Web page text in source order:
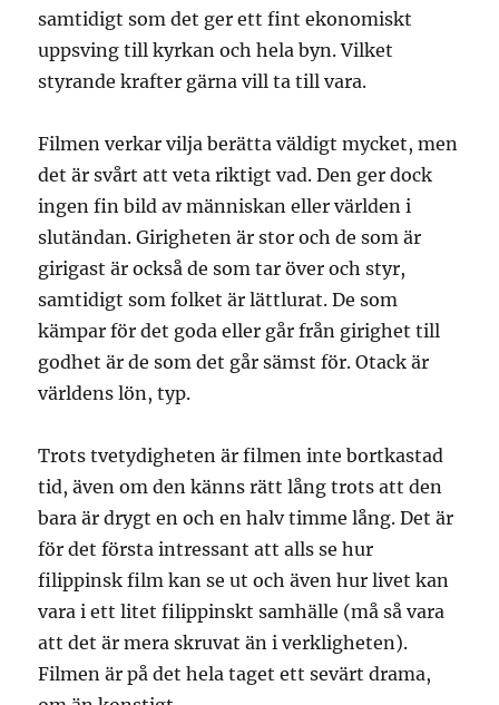
samtidigt som det ger ett fint ekonomiskt
uppsving till kyrkan och hela byn. Vilket
styrande krafter gärna vill ta till vara.
Filmen verkar vilja berätta väldigt mycket, men
det är svårt att veta riktigt vad. Den ger dock
ingen fin bild av människan eller världen i
slutändan. Girigheten är stor och de som är
girigast är också de som tar över och styr,
samtidigt som folket är lättlurat. De som
kämpar för det goda eller går från girighet till
godhet är de som det går sämst för. Otack är
världens lön, typ.
Trots tvetydigheten är filmen inte bortkastad
tid, även om den känns rätt lång trots att den
bara är drygt en och en halv timme lång. Det är
för det första intressant att alls se hur
filippinsk film kan se ut och även hur livet kan
vara i ett litet filippinskt samhälle (må så vara
att det är mera skruvat än i verkligheten).
Filmen är på det hela taget ett sevärt drama,